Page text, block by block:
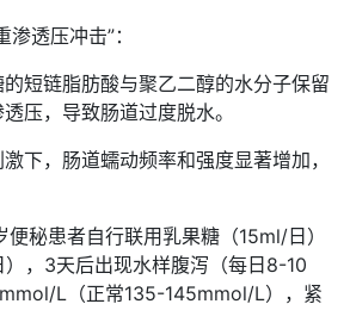
透压冲击”：
短链脂肪酸与聚乙二醇的水分子保留
压，导致肠道过度脱水。
下，肠道蠕动频率和强度显著增加，
秘患者自行联用乳果糖（15ml/日）
，3天后出现水样腹泻（每日8-10
L（正常135-145mmol/L），紧